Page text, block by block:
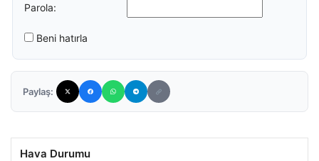
Parola:
Beni hatırla
Paylaş:
Hava Durumu